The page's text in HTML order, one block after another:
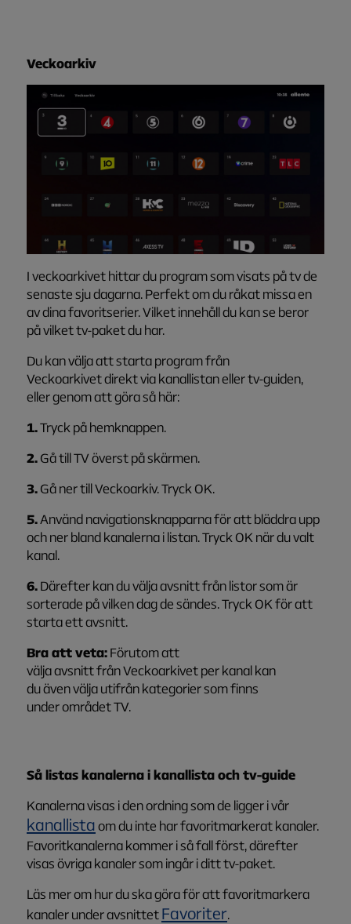
Veckoarkiv
I veckoarkivet hittar du program som visats på tv de
senaste sju dagarna. Perfekt om du råkat missa en
av dina favoritserier. Vilket innehåll du kan se beror
på vilket tv-paket du har.
Du kan välja att starta program från
Veckoarkivet direkt via kanallistan eller tv-guiden,
eller genom att göra så här:
1.Tryck på hemknappen.
2.Gå till TV överst på skärmen.
3.Gå ner till Veckoarkiv. Tryck OK.
5.Använd navigationsknapparna för att bläddra upp
och ner bland kanalerna i listan. Tryck OK när du valt
kanal.
6.Därefter kan du välja avsnitt från listor som är
sorterade på vilken dag de sändes. Tryck OK för att
starta ett avsnitt.
Braatt veta:Förutom att
väljaavsnittfrånVeckoarkivetper kanalkan
duävenvälja utifrån kategoriersomfinns
underområdet TV.
Så listas kanalerna i kanallista och tv-guide
Kanalerna visas i den ordning som de ligger i vår
kanallistaom du inte har favoritmarkerat kanaler.
Favoritkanalerna kommer i så fall först, därefter
visas övriga kanaler som ingår i ditt tv-paket.
Läs mer om hur du ska göra för att favoritmarkera
kanaler under avsnittetFavoriter.